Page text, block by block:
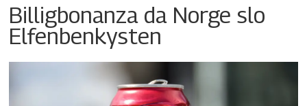
Billigbonanza da Norge slo
Elfenbenkysten